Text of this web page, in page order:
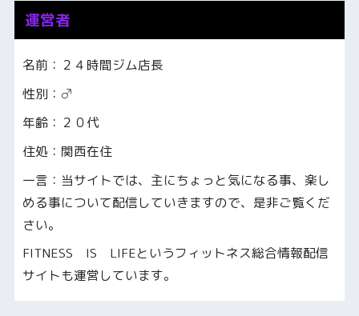
運営者
名前：２４時間ジム店長
性別：♂
年齢：２０代
住処：関西在住
一言：当サイトでは、主にちょっと気になる事、楽し
める事について配信していきますので、是非ご覧くだ
さい。
FITNESS IS LIFEというフィットネス総合情報配信
サイトも運営しています。